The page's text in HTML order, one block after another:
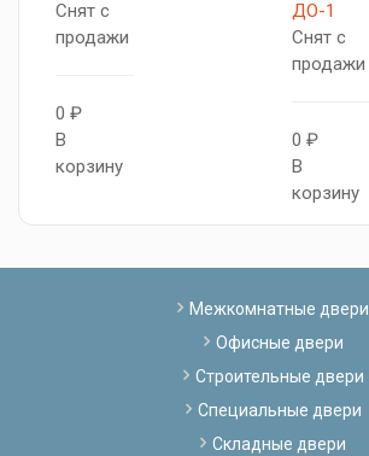
Снят с
продажи
0 ₽
В
корзину
ДО-1
Снят с
продажи
0 ₽
В
корзину
Межкомнатные двери
Офисные двери
Строительные двери
Специальные двери
Складные двери